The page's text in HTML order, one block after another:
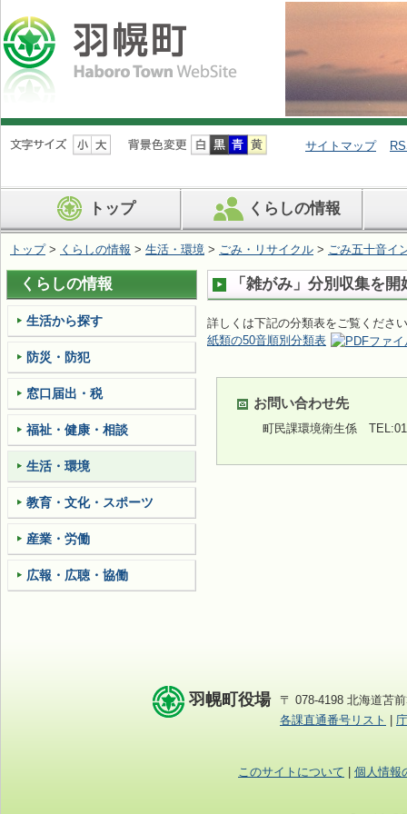
ナ
ビ
ン
を
ば
す
サイトマップ
トップ くらしの情報
トップ> くらしの情報 > 生活・環境 > ごみ・リサイクル > ごみ五十音イ
「雑がみ」分別収集を開
詳しくは下記の分類表をご覧くださ
紙類の50音順別分類表
お問い合わせ先
町民課環境衛生係
くらしの情報
生活から探す
防災・防犯
窓口届出・税
福祉・健康・相談
生活・環境
教育・文化・スポーツ
産業・労働
広報・広聴・協働
羽幌町役場
〒 078-4198 北海道苫
各課直通番号リスト
このサイトについて 個人情報